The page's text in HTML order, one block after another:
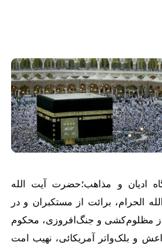
ادیان و مذاهب؛حضرت آیت الله
الحرام، برائت از مستکبران و در
از مظلوم‌کشی و جنگ‌افروزی، محکوم
و بلک‌واتر آمریکائی، نهیب امت